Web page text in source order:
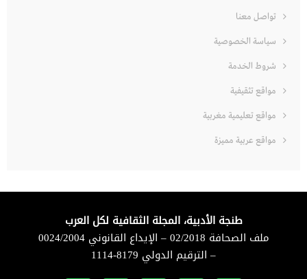
تواصل معنا
سياسة الخصوصية
شروط الخدمة
مواقع تثقيفية
مواقع تعليمية مغربية
مواقع عربية مميزة
طنجة الأدبية، المجلة الثقافية لكل العرب
ملف الصحافة 02/2018 – الإيداع القانوني 0024/2004
– الترقيم الدولي 8179-1114